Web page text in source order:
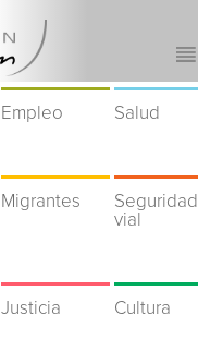
Empleo Salud
Migrantes
Seguridad
vial
Justicia Cultura